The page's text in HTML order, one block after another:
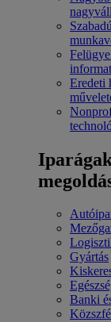
Eredeti
Gyártás
Banki